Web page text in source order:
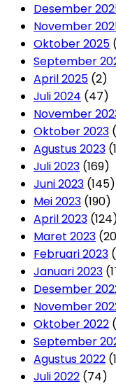
Desember
November
Oktober 2025
September
April 2025 (2)
Juli 2024 (47)
November
Oktober 2023
Agustus 2023
Juli 2023 (169)
Juni 2023 (145)
Mei 2023 (190)
April 2023
Maret 2023
Februari 2023
Januari 2023
Desember
November
Oktober 2022
September
Agustus 2022
Juli 2022 (74)